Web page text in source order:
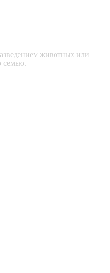
животных или
семью.